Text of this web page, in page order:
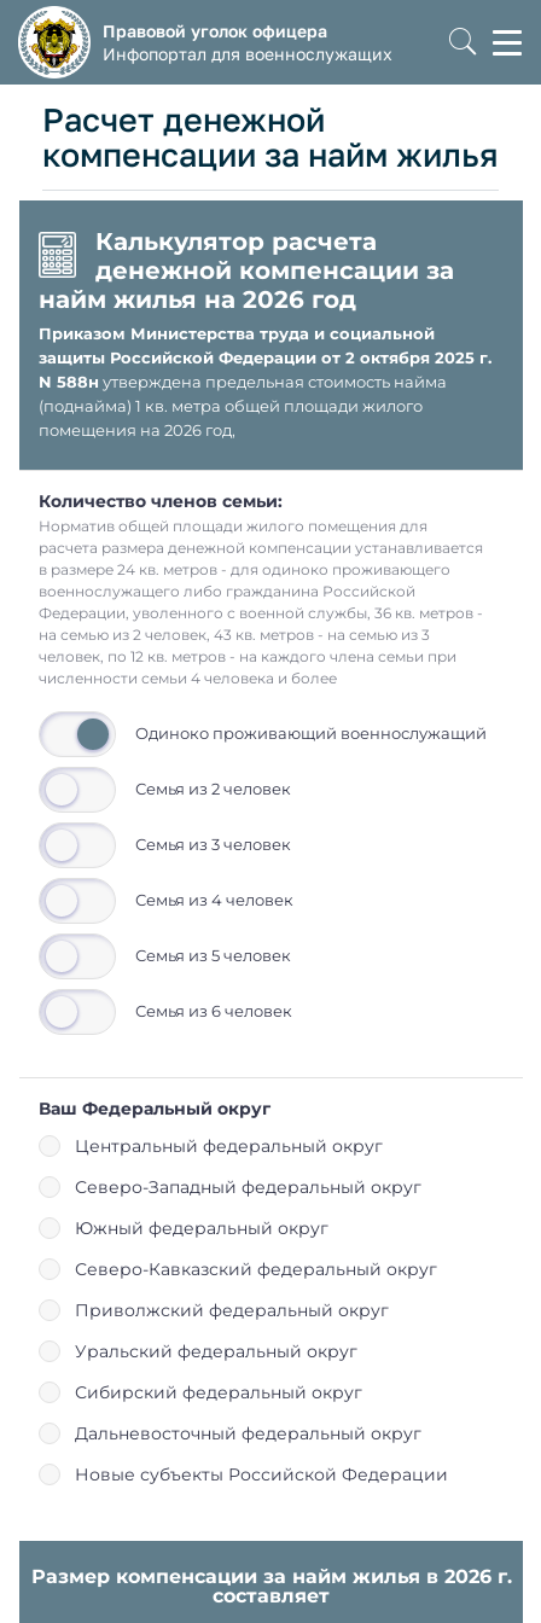
Правовой уголок офицера
Инфопортал для военнослужащих
Расчет денежной
компенсации за найм жилья
Калькулятор расчета
денежной компенсации за
найм жилья на 2026 год
Приказом Министерства труда и социальной
защиты Российской Федерации от 2 октября 2025 г.
N 588н утверждена предельная стоимость найма
(поднайма) 1 кв. метра общей площади жилого
помещения на 2026 год,
Количество членов семьи:
Норматив общей площади жилого помещения для
расчета размера денежной компенсации устанавливается
в размере 24 кв. метров - для одиноко проживающего
военнослужащего либо гражданина Российской
Федерации, уволенного с военной службы, 36 кв. метров -
на семью из 2 человек, 43 кв. метров - на семью из 3
человек, по 12 кв. метров - на каждого члена семьи при
численности семьи 4 человека и более
Одиноко проживающий военнослужащий
Семья из 2 человек
Семья из 3 человек
Семья из 4 человек
Семья из 5 человек
Семья из 6 человек
Ваш Федеральный округ
Центральный федеральный округ
Северо-Западный федеральный округ
Южный федеральный округ
Северо-Кавказский федеральный округ
Приволжский федеральный округ
Уральский федеральный округ
Сибирский федеральный округ
Дальневосточный федеральный округ
Новые субъекты Российской Федерации
Размер компенсации за найм жилья в 2026 г.
составляет